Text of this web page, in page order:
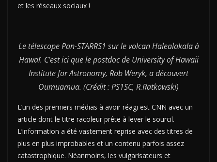
et les réseaux sociaux !
Le télescope Pan-STARRS1 sur le volcan Halealakala à
Hawaï. C’est ici que le postdoc de University of Hawaii
Institute for Astronomy, Rob Weryk, a découvert
Oumuamua. (Crédit : PS1SC, R.Ratkowski)
L’un des premiers médias à avoir réagi est CNN avec un
article dont le titre racoleur prête à lever le sourcil.
L’information a été vastement reprise avec des titres de
plus en plus improbables et un contenu parfois assez
catastrophique. Néanmoins, les vulgarisateurs et